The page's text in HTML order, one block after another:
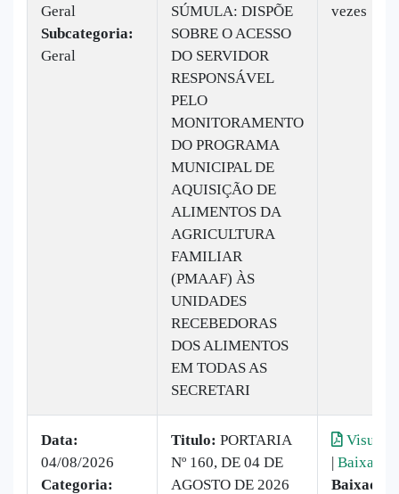
Geral
Subcategoria:
Geral
SÚMULA: DISPÕE
SOBRE O ACESSO
DO SERVIDOR
RESPONSÁVEL
PELO
MONITORAMENTO
DO PROGRAMA
MUNICIPAL DE
AQUISIÇÃO DE
ALIMENTOS DA
AGRICULTURA
FAMILIAR
(PMAAF) ÀS
UNIDADES
RECEBEDORAS
DOS ALIMENTOS
EM TODAS AS
SECRETARI
vezes
Data:
04/08/2026
Categoria:
Titulo: PORTARIA
Nº 160, DE 04 DE
AGOSTO DE 2026
| Baixar
Baixado: